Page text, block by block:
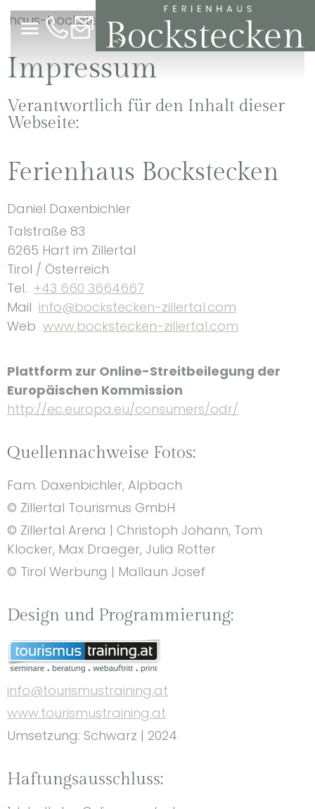
Menü+43 660 3664667
info@bockstecken-zillertal.com
buchen
Impressum
Verantwortlich für den Inhalt dieser
Webseite:
Ferienhaus Bockstecken
Daniel Daxenbichler
Talstraße 83
6265 Hart im Zillertal
Tirol / Österreich
Tel. +43 660 3664667
Mail info@bockstecken-zillertal.com
Web www.bockstecken-zillertal.com
Plattform zur Online-Streitbeilegung der
Europäischen Kommission
http://ec.europa.eu/consumers/odr/
Quellennachweise Fotos:
Fam. Daxenbichler, Alpbach
© Zillertal Tourismus GmbH
© Zillertal Arena | Christoph Johann, Tom
Klocker, Max Draeger, Julia Rotter
© Tirol Werbung | Mallaun Josef
Design und Programmierung:
info@tourismustraining.at
www.tourismustraining.at
Umsetzung: Schwarz | 2024
Haftungsausschluss: